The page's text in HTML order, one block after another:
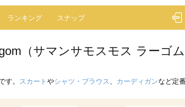
ランキング スナップ
（サマンサモスモス ラーゴ
す。 スカートやシャツ・ブラウス カーディガンなど定